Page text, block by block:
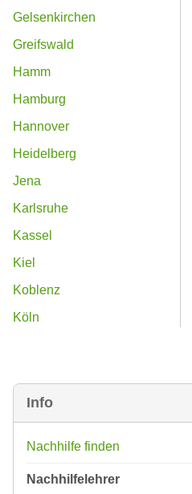
Info
Nachhilfe finden
Nachhilfelehrer
Gelsenkirchen
Greifswald
Hamm
Hamburg
Hannover
Heidelberg
Jena
Karlsruhe
Kassel
Kiel
Koblenz
Köln